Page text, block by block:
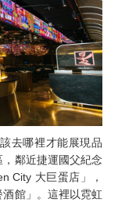
去哪裡才能展現品
鄰近捷運國父紀念
City 大巨蛋店」，
館」。這裡以霓虹